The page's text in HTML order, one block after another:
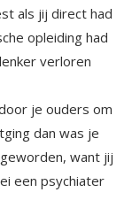
als jij direct had
opleiding had
verloren
je ouders om
dan was je
want jij
een psychiater